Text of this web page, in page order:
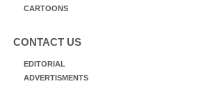
CARTOONS
CONTACT US
EDITORIAL
ADVERTISMENTS